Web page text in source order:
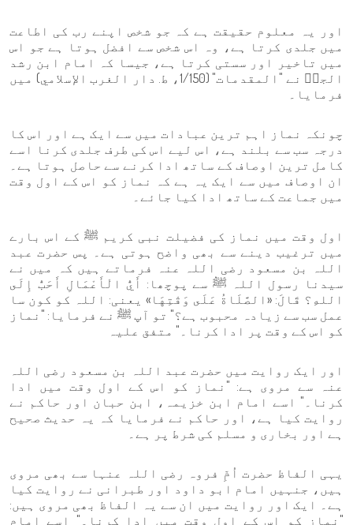
اور یہ معلوم حقیقت ہے کہ جو شخص اپنے رب کی اطاعت
میں جلدی کرتا ہے، وہ اس شخص سے افضل ہوتا ہے جو اس
میں تاخیر اور سستی کرتا ہے، جیسا کہ امام ابن رشد
الجدؒ نے "المقدمات" (1/150، ط. دار الغرب الإسلامي) میں
فرمایا۔
چونکہ نماز اہم ترین عبادات میں سے ایک ہے اور اس کا
درجہ سب سے بلند ہے، اس لیے اس کی طرف جلدی کرنا اسے
کامل ترین اوصاف کے ساتھ ادا کرنے سے حاصل ہوتا ہے۔
ان اوصاف میں سے ایک یہ ہے کہ نماز کو اس کے اول وقت
میں جماعت کے ساتھ ادا کیا جائے۔
اول وقت میں نماز کی فضیلت نبی کریم ﷺ کے اس بارے
میں ترغیب دینے سے بھی واضح ہوتی ہے۔ پس حضرت عبد
اللہ بن مسعود رضی اللہ عنہ فرماتے ہیں کہ میں نے
سیدنا رسول اللہ ﷺ سے پوچھا: أَيُّ الْأَعْمَالِ أَحَبُّ إِلَى
اللهِ؟ قَالَ: «الصَّلَاةُ عَلَى وَقْتِهَا» یعنی: اللہ کو کون سا
عمل سب سے زیادہ محبوب ہے؟" تو آپ ﷺ نے فرمایا: "نماز
کو اس کے وقت پر ادا کرنا۔" متفق علیہ
اور ایک روایت میں حضرت عبد اللہ بن مسعود رضی اللہ
عنہ سے مروی ہے: "نماز کو اس کے اول وقت میں ادا
کرنا۔" اسے امام ابن خزیمہ، ابن حبان اور حاکم نے
روایت کیا ہے، اور حاکم نے فرمایا کہ یہ حدیث صحیح
ہے اور بخاری و مسلم کی شرط پر ہے۔
یہی الفاظ حضرت اُمِّ فروہ رضی اللہ عنہا سے بھی مروی
ہیں، جنہیں امام ابو داود اور طبرانی نے روایت کیا
ہے۔ ایک اور روایت میں ان سے یہ الفاظ بھی مروی ہیں:
"نماز کو اس کے اول وقت میں ادا کرنا۔" اسے امام